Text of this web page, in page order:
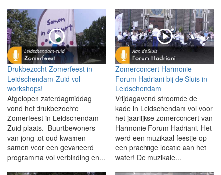
Drukbezocht Zomerfeest in
Leidschendam-Zuid vol
workshops!
Afgelopen zaterdagmiddag
vond het drukbezochte
Zomerfeest in Leidschendam-
Zuid plaats. Buurtbewoners
van jong tot oud kwamen
samen voor een gevarieerd
programma vol verbinding en...
Zomerconcert Harmonie
Forum Hadriani bij de Sluis in
Leidschendam
Vrijdagavond stroomde de
kade in Leidschendam vol voor
het jaarlijkse zomerconcert van
Harmonie Forum Hadriani. Het
werd een muzikaal feestje op
een prachtige locatie aan het
water! De muzikale...